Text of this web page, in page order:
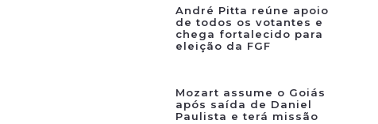
André Pitta reúne apoio
de todos os votantes e
chega fortalecido para
eleição da FGF
Mozart assume o Goiás
após saída de Daniel
Paulista e terá missão